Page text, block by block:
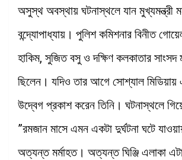
অসুস্থ অবস্থায় ঘটনাস্থলে যান মুখ্যমন্ত্রী
বন্দ্যোপাধ্যায়। পুলিশ কমিশনার বিনীত
হাকিম, সুজিত বসু ও দক্ষিণ কলকাতার সাংসদ
ছিলেন। যদিও তার আগে সোশ্যাল
উদ্বেগ প্রকাশ করেন তিনি। ঘটনাস্থলে
”রমজান মাসে এমন একটা দুর্ঘটনা ঘটে
অত্যন্ত মর্মাহত। অত্যন্ত ঘিঞ্জি এলাকা